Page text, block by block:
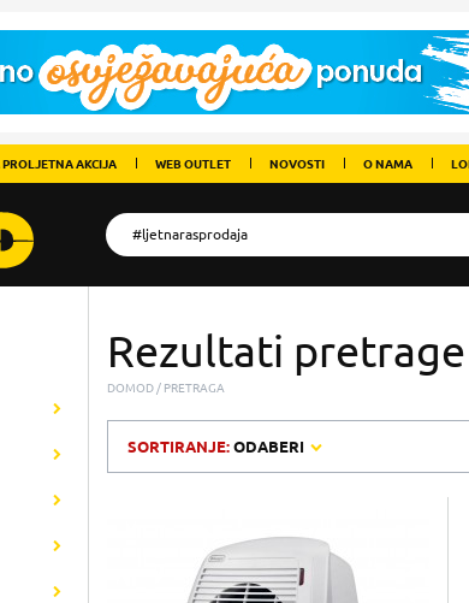
AKCIJA WEB OUTLET NOVOSTI O NAMA
Rezultati pretrage
DOMOD PRETRAGA
SORTIRANJE:ODABERI